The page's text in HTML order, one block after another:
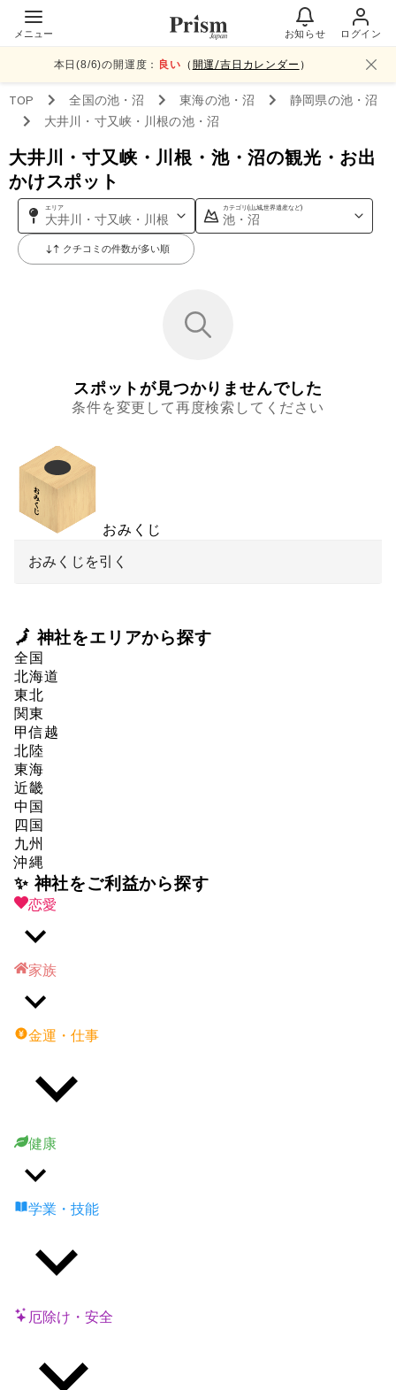
メニュー お知らせ ログイン
本日(8/6)の開運度： 良い （ 開運/吉日カレンダー ）
TOP 全国の池・沼 東海の池・沼 静岡県の池・沼
大井川・寸又峡・川根の池・沼
大井川・寸又峡・川根・池・沼の観光・お出
かけスポット
エリア
大井川・寸又峡・川根
カテゴリ(山,城,世界遺産など)
池・沼
クチコミの件数が多い順
スポットが見つかりませんでした
条件を変更して再度検索してください
おみくじ
おみくじを引く
🗾 神社をエリアから探す
全国
北海道
東北
関東
甲信越
北陸
東海
近畿
中国
四国
九州
沖縄
✨ 神社をご利益から探す
恋愛
家族
金運・仕事
健康
学業・技能
厄除け・安全